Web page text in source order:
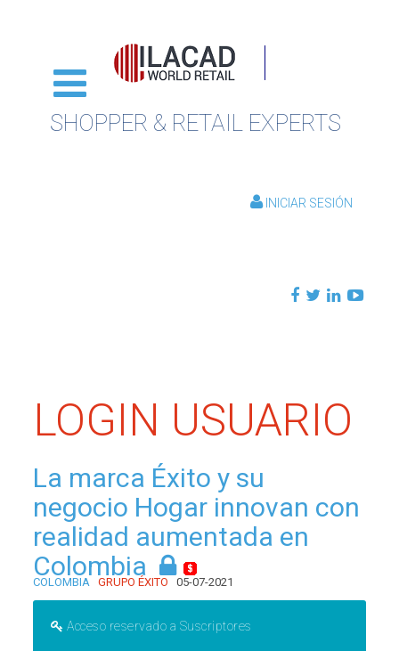
SHOPPER & RETAIL EXPERTS
INICIAR SESIÓN
LOGIN USUARIO
La marca Éxito y su
negocio Hogar innovan con
realidad aumentada en
Colombia
COLOMBIA GRUPO ÉXITO 05-07-2021
Acceso reservado a Suscriptores